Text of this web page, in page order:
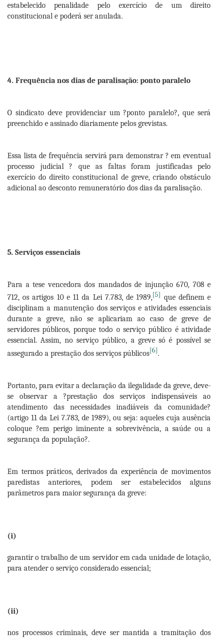
estabelecido penalidade pelo exercício de um direito
constitucional e poderá ser anulada.
4. Frequência nos dias de paralisação: ponto paralelo
O sindicato deve providenciar um ?ponto paralelo?, que será
preenchido e assinado diariamente pelos grevistas.
Essa lista de frequência servirá para demonstrar ? em eventual
processo judicial ? que as faltas foram justificadas pelo
exercício do direito constitucional de greve, criando obstáculo
adicional ao desconto remuneratório dos dias da paralisação.
5. Serviços essenciais
Para a tese vencedora dos mandados de injunção 670, 708 e
712, os artigos 10 e 11 da Lei 7.783, de 1989,[5] que definem e
disciplinam a manutenção dos serviços e atividades essenciais
durante a greve, não se aplicariam ao caso de greve de
servidores públicos, porque todo o serviço público é atividade
essencial. Assim, no serviço público, a greve só é possível se
assegurado a prestação dos serviços públicos[6].
Portanto, para evitar a declaração da ilegalidade da greve, deve-
se observar a ?prestação dos serviços indispensáveis ao
atendimento das necessidades inadiáveis da comunidade?
(artigo 11 da Lei 7.783, de 1989), ou seja: aqueles cuja ausência
coloque ?em perigo iminente a sobrevivência, a saúde ou a
segurança da população?.
Em termos práticos, derivados da experiência de movimentos
paredistas anteriores, podem ser estabelecidos alguns
parâmetros para maior segurança da greve:
(i)
garantir o trabalho de um servidor em cada unidade de lotação,
para atender o serviço considerado essencial;
(ii)
nos processos criminais, deve ser mantida a tramitação dos